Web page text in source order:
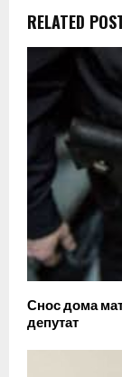
RELATED
Снос дома
депутат